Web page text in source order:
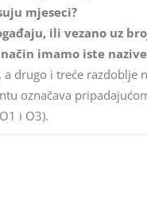
mjeseci?
ili vezano uz
imamo iste
drugo i treće razdoblje
označava
i O3).